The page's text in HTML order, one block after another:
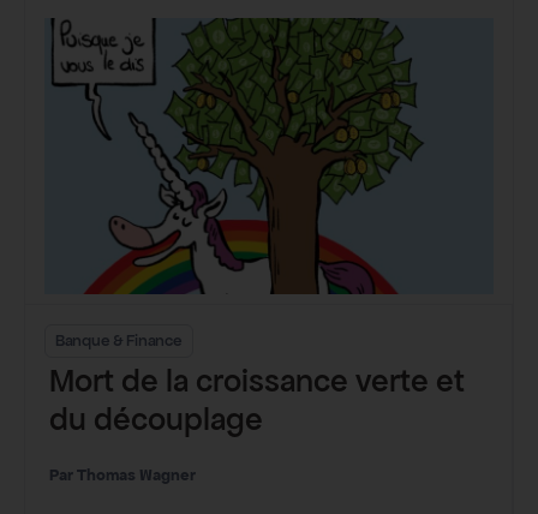
Banque & Finance
Mort de la croissance verte et
du découplage
Thomas Wagner